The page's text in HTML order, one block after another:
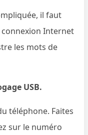
il faut
Internet
les mots de
USB.
téléphone. Faites
sur le numéro